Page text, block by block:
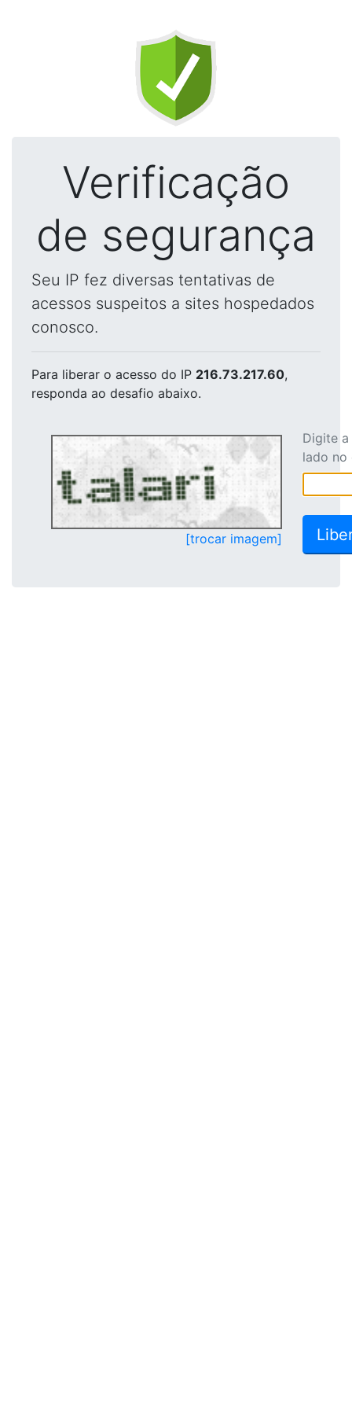
Verificação
de segurança
Seu IP fez diversas tentativas de
acessos suspeitos a sites hospedados
conosco.
Para liberar o acesso do IP 216.73.217.60,
responda ao desafio abaixo.
[trocar imagem]
Digite
lado no